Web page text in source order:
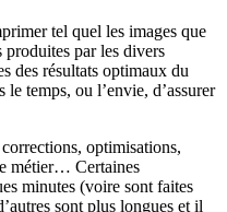
tel quel les images que
par les divers
des résultats optimaux du
temps, ou l’envie, d’assurer
optimisations,
métier… Certaines
minutes (voire sont faites
sont plus longues et il